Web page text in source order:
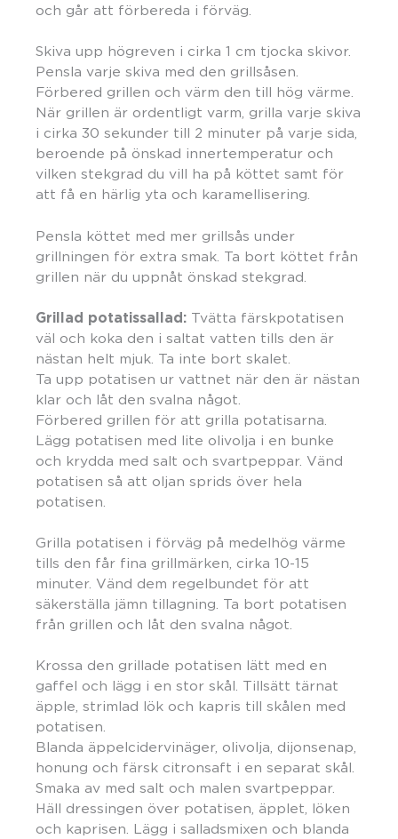
och går att förbereda i förväg.
Skiva upp högreven i cirka 1 cm tjocka skivor.
Pensla varje skiva med den grillsåsen.
Förbered grillen och värm den till hög värme.
När grillen är ordentligt varm, grilla varje skiva
i cirka 30 sekunder till 2 minuter på varje sida,
beroende på önskad innertemperatur och
vilken stekgrad du vill ha på köttet samt för
att få en härlig yta och karamellisering.
Pensla köttet med mer grillsås under
grillningen för extra smak. Ta bort köttet från
grillen när du uppnåt önskad stekgrad.
Grillad potatissallad: Tvätta färskpotatisen
väl och koka den i saltat vatten tills den är
nästan helt mjuk. Ta inte bort skalet.
Ta upp potatisen ur vattnet när den är nästan
klar och låt den svalna något.
Förbered grillen för att grilla potatisarna.
Lägg potatisen med lite olivolja i en bunke
och krydda med salt och svartpeppar. Vänd
potatisen så att oljan sprids över hela
potatisen.
Grilla potatisen i förväg på medelhög värme
tills den får fina grillmärken, cirka 10-15
minuter. Vänd dem regelbundet för att
säkerställa jämn tillagning. Ta bort potatisen
från grillen och låt den svalna något.
Krossa den grillade potatisen lätt med en
gaffel och lägg i en stor skål. Tillsätt tärnat
äpple, strimlad lök och kapris till skålen med
potatisen.
Blanda äppelcidervinäger, olivolja, dijonsenap,
honung och färsk citronsaft i en separat skål.
Smaka av med salt och malen svartpeppar.
Häll dressingen över potatisen, äpplet, löken
och kaprisen. Lägg i salladsmixen och blanda